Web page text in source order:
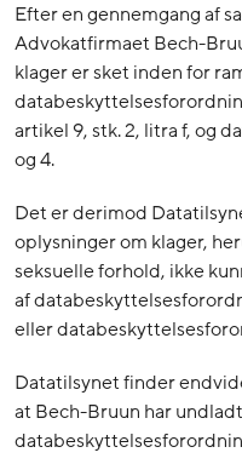
Efter en gennemgang af
Advokatfirmaet Bech-
klager er sket inden for
artikel 9, stk. 2, litra f, og
og 4.
Det er derimod
oplysninger om klager,
seksuelle forhold, ikke
af
eller
Datatilsynet finder
at Bech-Bruun har